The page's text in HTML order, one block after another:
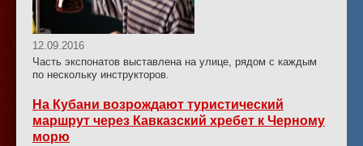
12.09.2016
Часть экспонатов выставлена на улице, рядом с каждым
по нескольку инструкторов.
На Кубани возрождают туристический
маршрут через Кавказский хребет к Черному
морю